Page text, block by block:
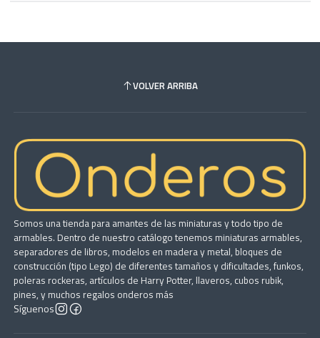
VOLVER ARRIBA
Somos una tienda para amantes de las miniaturas y todo tipo de
armables. Dentro de nuestro catálogo tenemos miniaturas armables,
separadores de libros, modelos en madera y metal, bloques de
construcción (tipo Lego) de diferentes tamaños y dificultades, funkos,
poleras rockeras, artículos de Harry Potter, llaveros, cubos rubik,
pines, y muchos regalos onderos más
Síguenos